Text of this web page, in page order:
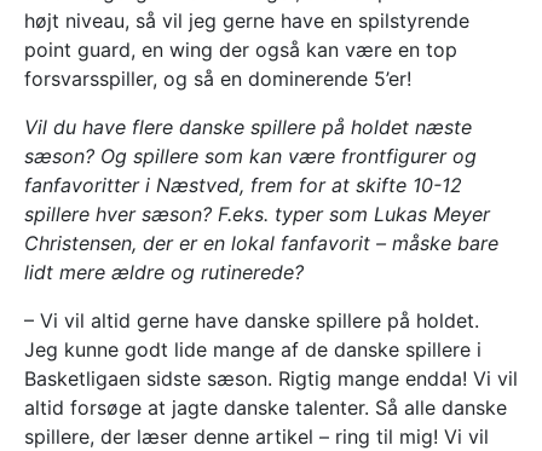
højt niveau, så vil jeg gerne have en spilstyrende
point guard, en wing der også kan være en top
forsvarsspiller, og så en dominerende 5’er!
Vil du have flere danske spillere på holdet næste
sæson? Og spillere som kan være frontfigurer og
fanfavoritter i Næstved, frem for at skifte 10-12
spillere hver sæson? F.eks. typer som Lukas Meyer
Christensen, der er en lokal fanfavorit – måske bare
lidt mere ældre og rutinerede?
– Vi vil altid gerne have danske spillere på holdet.
Jeg kunne godt lide mange af de danske spillere i
Basketligaen sidste sæson. Rigtig mange endda! Vi vil
altid forsøge at jagte danske talenter. Så alle danske
spillere, der læser denne artikel – ring til mig! Vi vil